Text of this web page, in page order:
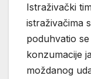
Istraživački
istraživačima
poduhvatio
konzumacije
moždanog